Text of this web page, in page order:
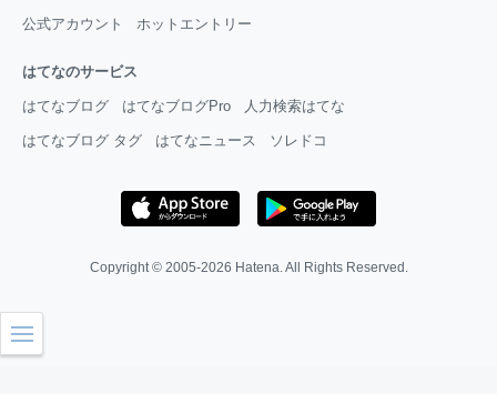
公式アカウント ホットエントリー
はてなのサービス
はてなブログ はてなブログPro 人力検索はてな
はてなブログ タグ はてなニュース ソレドコ
Copyright © 2005-2026 Hatena. All Rights Reserved.